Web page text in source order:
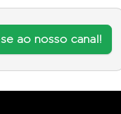
ao nosso canal!